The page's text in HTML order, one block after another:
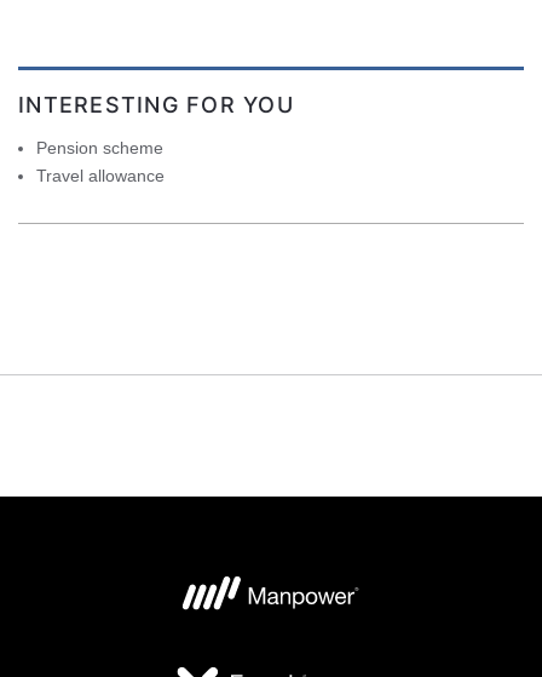
INTERESTING FOR YOU
Pension scheme
Travel allowance